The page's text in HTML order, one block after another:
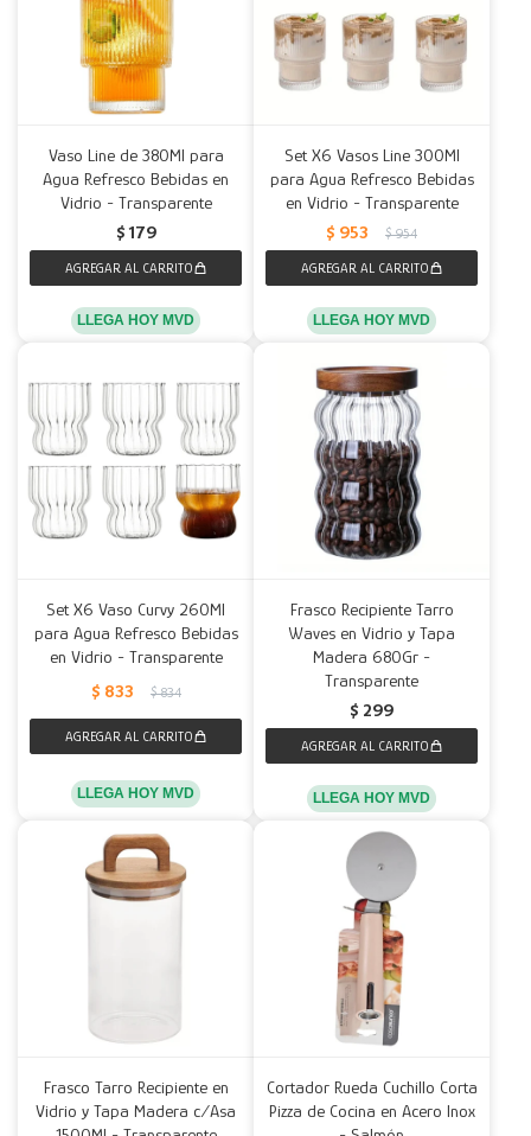
Vaso Line de 380Ml para
Agua Refresco Bebidas en
Vidrio - Transparente
$ 179
LLEGA HOY MVD
Set X6 Vasos Line 300Ml
para Agua Refresco Bebidas
en Vidrio - Transparente
$ 953 $ 954
LLEGA HOY MVD
Set X6 Vaso Curvy 260Ml
para Agua Refresco Bebidas
en Vidrio - Transparente
$ 833 $ 834
LLEGA HOY MVD
Frasco Recipiente Tarro
Waves en Vidrio y Tapa
Madera 680Gr -
Transparente
$ 299
LLEGA HOY MVD
Frasco Tarro Recipiente en
Vidrio y Tapa Madera c/Asa
Cortador Rueda Cuchillo Corta
Pizza de Cocina en Acero Inox